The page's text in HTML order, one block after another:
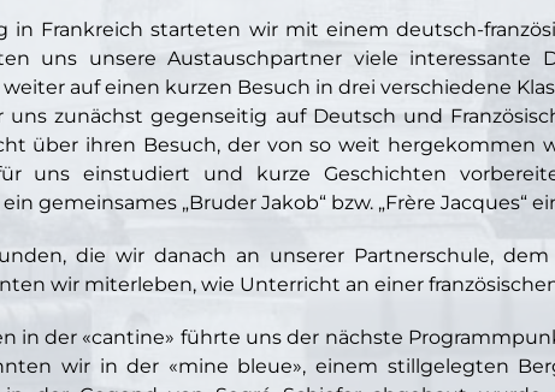
in Frankreich starteten wir mit einem deutsch-
uns unsere Austauschpartner viele interessante
auf einen kurzen Besuch in drei verschiedene
uns zunächst gegenseitig auf Deutsch und
über ihren Besuch, der von so weit hergekommen
uns einstudiert und kurze Geschichten
gemeinsames „Bruder Jakob“ bzw. „Frère Jacques“
die wir danach an unserer Partnerschule, dem
wir miterleben, wie Unterricht an einer
in der «cantine» führte uns der nächste
wir in der «mine bleue», einem stillgelegten